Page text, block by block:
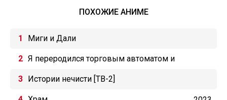
ПОХОЖИЕ АНИМЕ
Миги и Дали
Я переродился торговым автоматом и
скитаюсь по лабиринту
Истории нечисти [ТВ-2]